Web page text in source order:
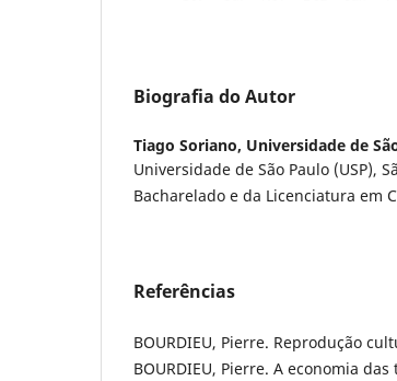
Biografia do Autor
Tiago Soriano, Universidade de
Universidade de São Paulo (USP),
Bacharelado e da Licenciatura em
Referências
BOURDIEU, Pierre. Reprodução
BOURDIEU, Pierre. A economia